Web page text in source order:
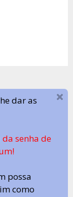
dar as
senha de
possa
como